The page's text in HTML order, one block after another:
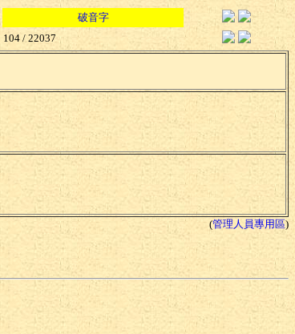
破音字
104 / 22037
(管理人員專用區)